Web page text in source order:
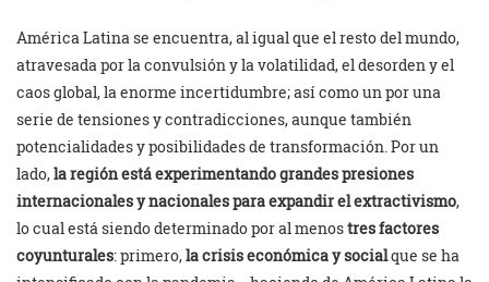
América Latina se encuentra, al igual que el resto del mundo,
atravesada por la convulsión y la volatilidad, el desorden y el
caos global, la enorme incertidumbre; así como un por una
serie de tensiones y contradicciones, aunque también
potencialidades y posibilidades de transformación. Por un
lado,la región está experimentando grandes presiones
internacionales y nacionales para expandir el extractivismo,
lo cual está siendo determinado por al menostres factores
coyunturales: primero,la crisis económica y socialque se ha